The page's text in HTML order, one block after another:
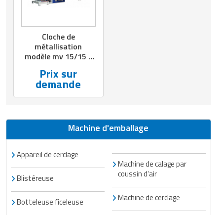
Machine d'emballage
Appareil de cerclage
Blistéreuse
Botteleuse ficeleuse
Machine de calage par
coussin d'air
Machine de cerclage
Cloche de
métallisation
modèle mv 15/15 -
Prix sur
demande